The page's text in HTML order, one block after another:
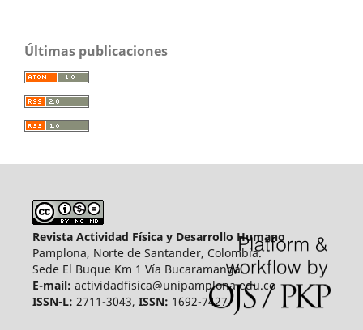
Últimas publicaciones
Revista Actividad Física y Desarrollo Humano
Pamplona, Norte de Santander, Colombia.
Sede El Buque Km 1 Vía Bucaramanga.
E-mail: actividadfisica@unipamplona.edu.co
ISSN-L: 2711-3043, ISSN: 1692-7427.